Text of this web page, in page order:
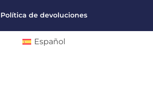
Política de devoluciones
Español